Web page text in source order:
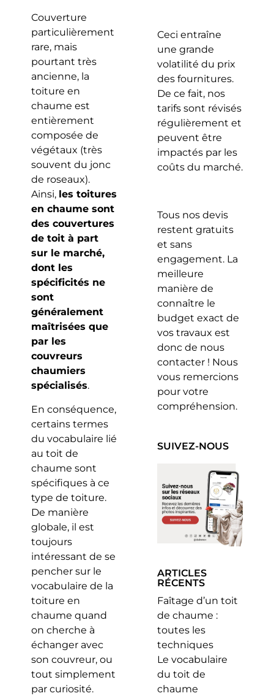
Couverture
particulièrement
rare, mais
pourtant très
ancienne, la
toiture en
chaume est
entièrement
composée de
végétaux (très
souvent du jonc
de roseaux).
Ainsi, les toitures
en chaume sont
des couvertures
de toit à part
sur le marché,
dont les
spécificités ne
sont
généralement
maîtrisées que
par les
couvreurs
chaumiers
spécialisés.
En conséquence,
certains termes
du vocabulaire lié
au toit de
chaume sont
spécifiques à ce
type de toiture.
De manière
globale, il est
toujours
intéressant de se
pencher sur le
vocabulaire de la
toiture en
chaume quand
on cherche à
échanger avec
son couvreur, ou
tout simplement
par curiosité.
Ceci entraîne
une grande
volatilité du prix
des fournitures.
De ce fait, nos
tarifs sont révisés
régulièrement et
peuvent être
impactés par les
coûts du marché.
Tous nos devis
restent gratuits
et sans
engagement. La
meilleure
manière de
connaître le
budget exact de
vos travaux est
donc de nous
contacter ! Nous
vous remercions
pour votre
compréhension.
SUIVEZ-NOUS
ARTICLES
RÉCENTS
Faîtage d’un toit
de chaume :
toutes les
techniques
Le vocabulaire
du toit de
chaume